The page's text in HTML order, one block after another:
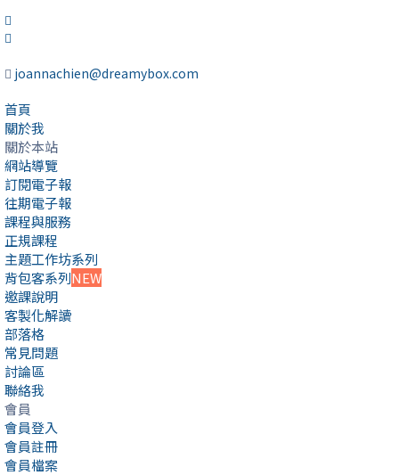
joannachien@dreamybox.com
首頁
關於我
關於本站
網站導覽
訂閱電子報
往期電子報
課程與服務
正規課程
主題工作坊系列
背包客系列NEW
邀課說明
客製化解讀
部落格
常見問題
討論區
聯絡我
會員
會員登入
會員註冊
會員檔案